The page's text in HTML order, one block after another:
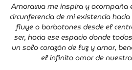
Amorawa me inspira y
circunferencia de mi existencia
fluye a borbotones desde el
ser, hacia ese espacio donde
un solo corazón de luz y amor,
el infinito amor de